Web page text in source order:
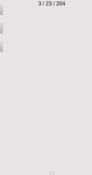
3 / 23 / 204